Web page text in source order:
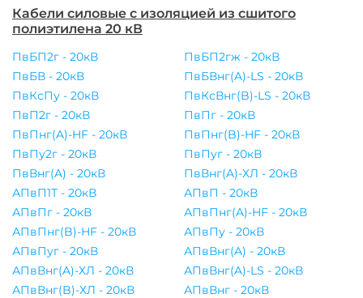
Кабели силовые с изоляцией из сшитого
полиэтилена 20 кВ
ПвБП2г - 20кВ
ПвБП2гж - 20кВ
ПвБВ - 20кВ
ПвБВнг(A)-LS - 20кВ
ПвКсПу - 20кВ
ПвКсВнг(B)-LS - 20кВ
ПвП2г - 20кВ
ПвПг - 20кВ
ПвПнг(A)-HF - 20кВ
ПвПнг(B)-HF - 20кВ
ПвПу2г - 20кВ
ПвПуг - 20кВ
ПвВнг(A) - 20кВ
ПвВнг(A)-ХЛ - 20кВ
АПвП1Т - 20кВ
АПвП - 20кВ
АПвПг - 20кВ
АПвПнг(A)-HF - 20кВ
АПвПнг(B)-HF - 20кВ
АПвПу - 20кВ
АПвПуг - 20кВ
АПвВнг(A) - 20кВ
АПвВнг(A)-ХЛ - 20кВ
АПвВнг(A)-LS - 20кВ
АПвВнг(B)-ХЛ - 20кВ
АПвВнг - 20кВ